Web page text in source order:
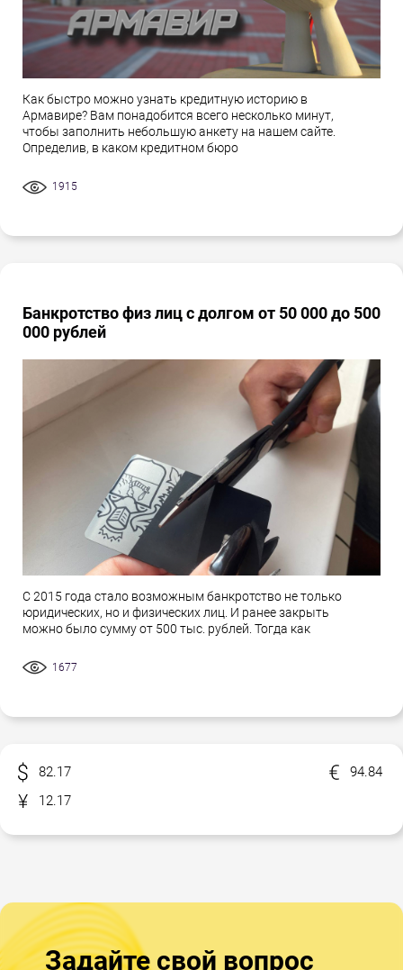
Как быстро можно узнать кредитную историю в
Армавире? Вам понадобится всего несколько минут,
чтобы заполнить небольшую анкету на нашем сайте.
Определив, в каком кредитном бюро
1915
Банкротство физ лиц с долгом от 50 000 до 500
000 рублей
С 2015 года стало возможным банкротство не только
юридических, но и физических лиц. И ранее закрыть
можно было сумму от 500 тыс. рублей. Тогда как
1677
82.17
94.84
12.17
Задайте свой вопрос